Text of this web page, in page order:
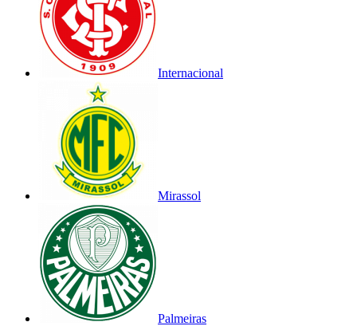
Internacional
Mirassol
Palmeiras